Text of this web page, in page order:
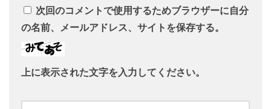
次回のコメントで使用するためブラウザーに自分
の名前、メールアドレス、サイトを保存する。
上に表示された文字を入力してください。